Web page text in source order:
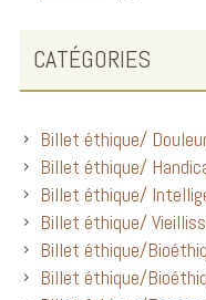
CATÉGORIES
Billet éthique/
Billet éthique/
Billet éthique/
Billet éthique/
Billet éthique/
Billet éthique/